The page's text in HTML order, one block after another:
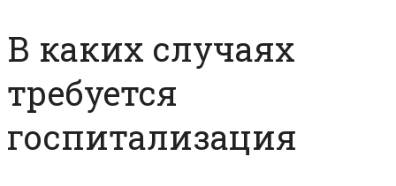
В каких случаях
требуется
госпитализация